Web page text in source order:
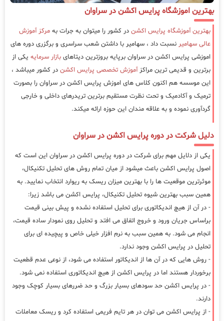
بهترین اموزشگاه پرایس اکشن در سراوان
بهترین آموزشگاه پرایس اکشن در کشور را میتوان به جرات به مرکز آموزش
عالی سهامیر نسبت داد ، سهامیر با داشتن شعب سراسری و برگزری دوره های
اموزشی پرایس اکشن در سراوان برپایه بروزترین دیتاهای بازار سرمایه یکی از
برترین و قدیمی ترین مراکزآموزش تخصصی پرایس اکشن در کشور میباشد ،
این موسسه هم اکنون کلاس های اموزش پرایس اکشن در سراوان را بصورت
ترمیک و آکادمیک و تحت نظرت مستقیم برترین تریدرهای داخلی و خارجی
گردآوری نموده و به علاقه مندان این حوزه ارائه میکند.
دلیل شرکت در دوره پرایس اکشن در سراوان
یکی از دلایل مهم برای شرکت در دوره پرایس اکشن در سراوان این است که
اصول پرایس اکشن باعث میشود از میان تمام روش های تحلیل تکنیکال،
موثرترین موقعیت ها را با بهترین میزان ریسک به ریوارد انتخاب نمایید. به
همین سبب بهترین شیوه تحلیل تکنیکال، پرایس اکشن می باشد زیرا:
- در آن از هیچ اندیکاتوری برای تحلیل استفاده نشده و پیش بینی قیمت
براساس جریان ورود و خروج اتفاق می افتد و تحلیل روی نمودار ساده قیمت،
انجام می شود. به همین سبب به نرم افزار خیلی خاص و پیچیده ای برای
تحلیل در پرایس اکشن وجود ندارد.
- روش هایی که در آن ها از اندیکاتور استفاده می شود، از نوعی عدم قطعیت
برخوردار هستند اما در پرایس اکشن از هیچ اندیکاتوری استفاده نمی شود.
- در پرایس اکشن حد سودهای بسیار بزرگ و حد ضررهای بسیار کوچک وجود
دارند.
- از پرایس اکشن می توان در هر تایم فریمی استفاده کرد و ریسک معاملات